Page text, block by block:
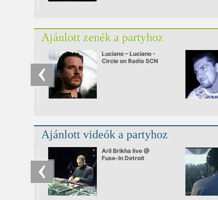
Ajánlott zenék a partyhoz
Luciano – Luciano -
Circle on Radio SCN
Ajánlott videók a partyhoz
Aril Brikha live @
Fuse-In Detroit